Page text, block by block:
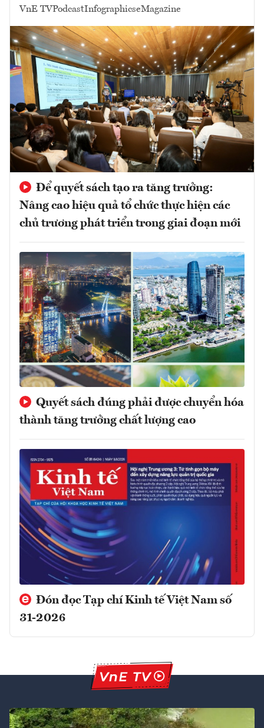
VnE TVPodcastInfographicseMagazine
Để quyết sách tạo ra tăng trưởng:
Nâng cao hiệu quả tổ chức thực hiện các
chủ trương phát triển trong giai đoạn mới
Quyết sách đúng phải được chuyển hóa
thành tăng trưởng chất lượng cao
Đón đọc Tạp chí Kinh tế Việt Nam số
31-2026